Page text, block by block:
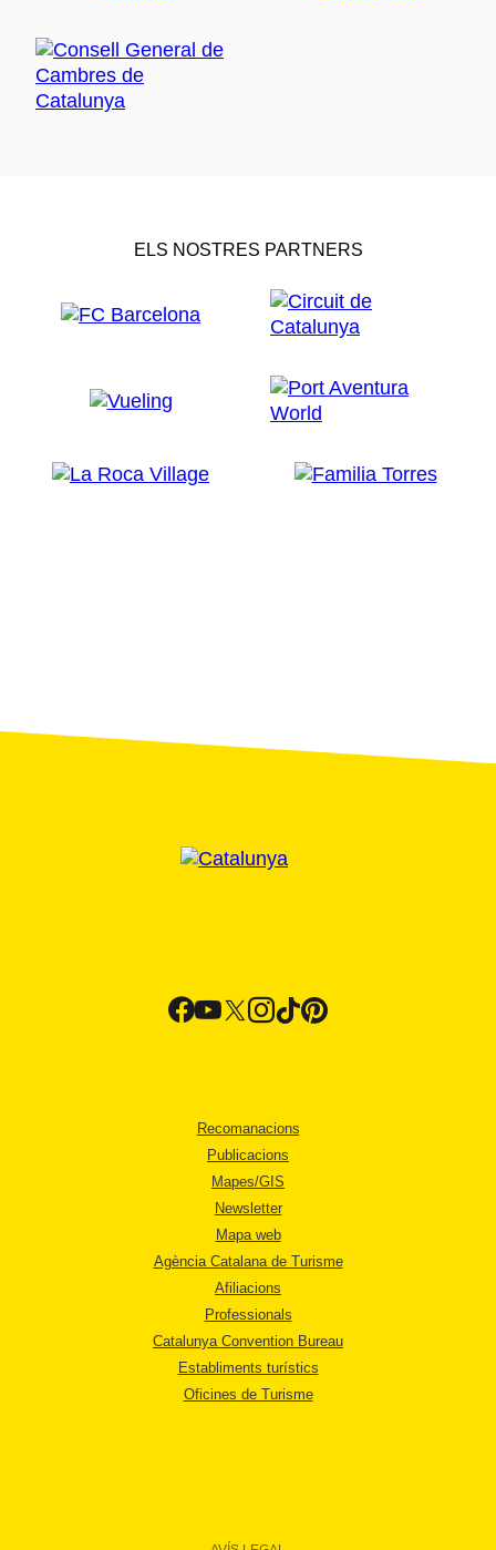
ELS NOSTRES PARTNERS
Recomanacions
Publicacions
Mapes/GIS
Newsletter
Mapa web
Agència Catalana de Turisme
Afiliacions
Professionals
Catalunya Convention Bureau
Establiments turístics
Oficines de Turisme